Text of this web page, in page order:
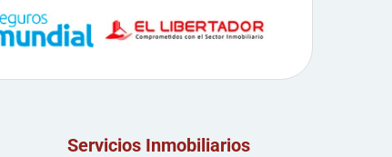
Servicios Inmobiliarios